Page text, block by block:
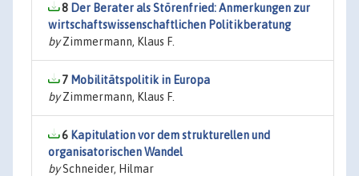
8 Der Berater als Störenfried: Anmerkungen zur
wirtschaftswissenschaftlichen Politikberatung
byZimmermann, Klaus F.
7 Mobilitätspolitik in Europa
byZimmermann, Klaus F.
6 Kapitulation vor dem strukturellen und
organisatorischen Wandel
bySchneider, Hilmar